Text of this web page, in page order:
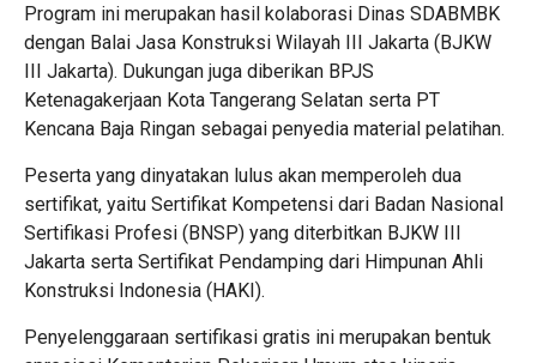
Program ini merupakan hasil kolaborasi Dinas SDABMBK
dengan Balai Jasa Konstruksi Wilayah III Jakarta (BJKW
III Jakarta). Dukungan juga diberikan BPJS
Ketenagakerjaan Kota Tangerang Selatan serta PT
Kencana Baja Ringan sebagai penyedia material pelatihan.
Peserta yang dinyatakan lulus akan memperoleh dua
sertifikat, yaitu Sertifikat Kompetensi dari Badan Nasional
Sertifikasi Profesi (BNSP) yang diterbitkan BJKW III
Jakarta serta Sertifikat Pendamping dari Himpunan Ahli
Konstruksi Indonesia (HAKI).
Penyelenggaraan sertifikasi gratis ini merupakan bentuk